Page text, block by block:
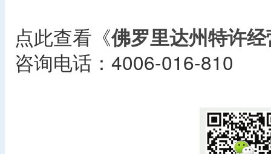
点此查看《佛罗里达州特许
咨询电话：4006-016-810